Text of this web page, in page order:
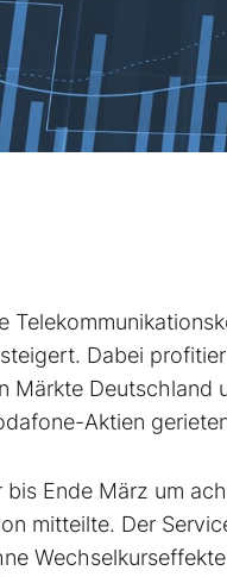
Dabei
Märkte Deutschland
Aktien
Ende März um
mitteilte. Der